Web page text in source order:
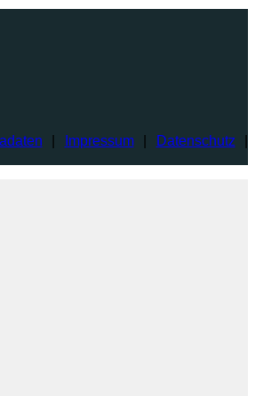
Impressum| Datenschutz